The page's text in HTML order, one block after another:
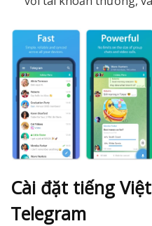
Cài đặt tiếng
Telegram